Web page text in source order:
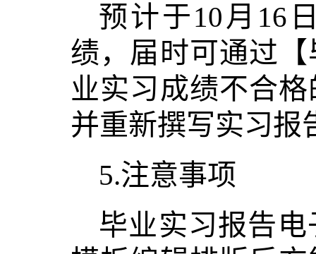
预计于10月16
绩，届时可通过
业实习成绩不合
并重新撰写实习报
5.注意事项
毕业实习报告